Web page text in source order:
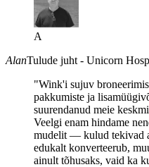
A
AlanTulude juht - Unicorn
"Wink'i sujuv
pakkumiste ja
suurendanud meie
Veelgi enam hindame
mudelit — kulud tekivad
edukalt konverteerub,
ainult tõhusaks, vaid ka